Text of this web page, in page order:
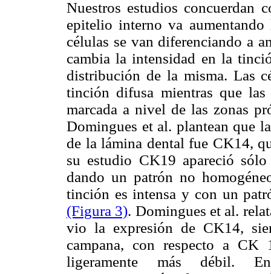
Nuestros estudios concuerdan
epitelio interno va
células se van diferenciando a
cambia la intensidad en la
distribución de la misma. Las
tinción difusa mientras que
marcada a nivel de las zonas
Domingues et al. plantean que
de la lámina dental fue CK14,
su estudio CK19 apareció
dando un patrón no
tinción es intensa y con un
(Figura 3). Domingues et al.
vio la expresión de CK14,
campana, con respecto a CK
ligeramente más débil.